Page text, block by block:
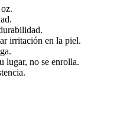
irritación en la piel.
lugar, no se enrolla.